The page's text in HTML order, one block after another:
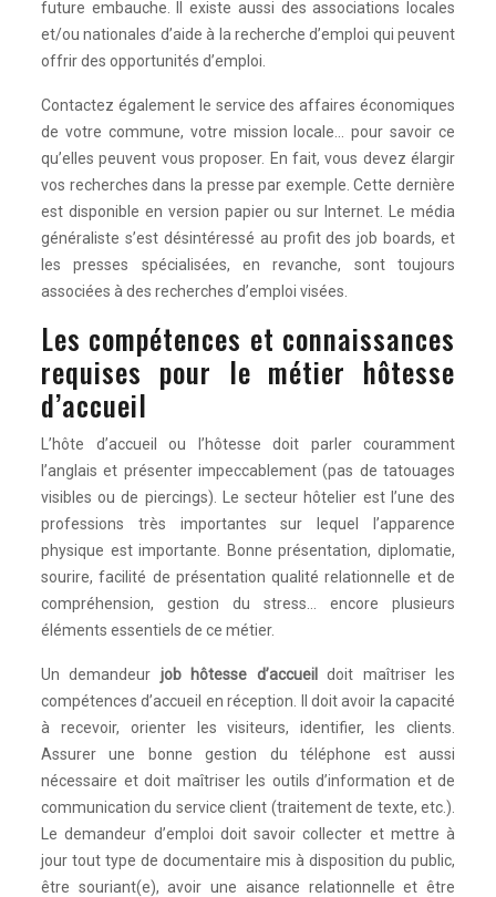
future embauche. Il existe aussi des associations locales
et/ou nationales d’aide à la recherche d’emploi qui peuvent
offrir des opportunités d’emploi.
Contactez également le service des affaires économiques
de votre commune, votre mission locale… pour savoir ce
qu’elles peuvent vous proposer. En fait, vous devez élargir
vos recherches dans la presse par exemple. Cette dernière
est disponible en version papier ou sur Internet. Le média
généraliste s’est désintéressé au profit des job boards, et
les presses spécialisées, en revanche, sont toujours
associées à des recherches d’emploi visées.
Les compétences et connaissances
requises pour le métier hôtesse
d’accueil
L’hôte d’accueil ou l’hôtesse doit parler couramment
l’anglais et présenter impeccablement (pas de tatouages
visibles ou de piercings). Le secteur hôtelier est l’une des
professions très importantes sur lequel l’apparence
physique est importante. Bonne présentation, diplomatie,
sourire, facilité de présentation qualité relationnelle et de
compréhension, gestion du stress… encore plusieurs
éléments essentiels de ce métier.
Un demandeur job hôtesse d’accueildoit maîtriser les
compétences d’accueil en réception. Il doit avoir la capacité
à recevoir, orienter les visiteurs, identifier, les clients.
Assurer une bonne gestion du téléphone est aussi
nécessaire et doit maîtriser les outils d’information et de
communication du service client (traitement de texte, etc.).
Le demandeur d’emploi doit savoir collecter et mettre à
jour tout type de documentaire mis à disposition du public,
être souriant(e), avoir une aisance relationnelle et être